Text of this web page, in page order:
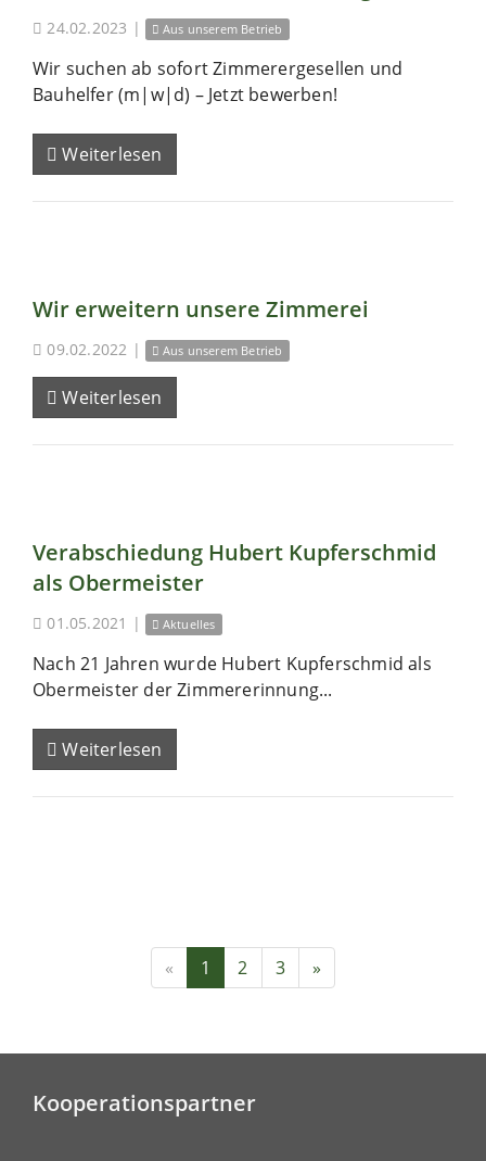
24.02.2023 | Aus unserem Betrieb
Wir suchen ab sofort Zimmerergesellen und
Bauhelfer (m|w|d) – Jetzt bewerben!
Weiterlesen
Wir erweitern unsere Zimmerei
09.02.2022 | Aus unserem Betrieb
Weiterlesen
Verabschiedung Hubert Kupferschmid
als Obermeister
01.05.2021 | Aktuelles
Nach 21 Jahren wurde Hubert Kupferschmid als
Obermeister der Zimmererinnung...
Weiterlesen
« 1 2 3 »
Kooperationspartner